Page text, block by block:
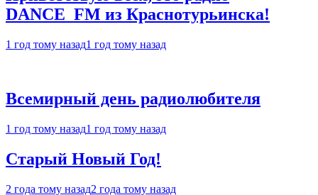
DANCE_FM из Краснотурьинска!
1 год тому назад1 год тому назад
Всемирный день радиолюбителя
1 год тому назад1 год тому назад
Старый Новый Год!
2 года тому назад2 года тому назад